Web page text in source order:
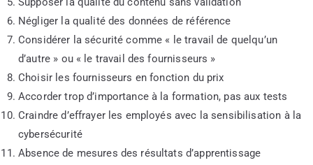
Négliger la qualité des données de référence
Considérer la sécurité comme « le travail de quelqu’un
d’autre » ou « le travail des fournisseurs »
Choisir les fournisseurs en fonction du prix
Accorder trop d’importance à la formation, pas aux tests
Craindre d’effrayer les employés avec la sensibilisation à la
cybersécurité
Absence de mesures des résultats d’apprentissage